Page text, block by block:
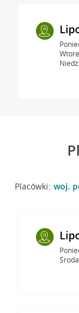
Placówki: woj.